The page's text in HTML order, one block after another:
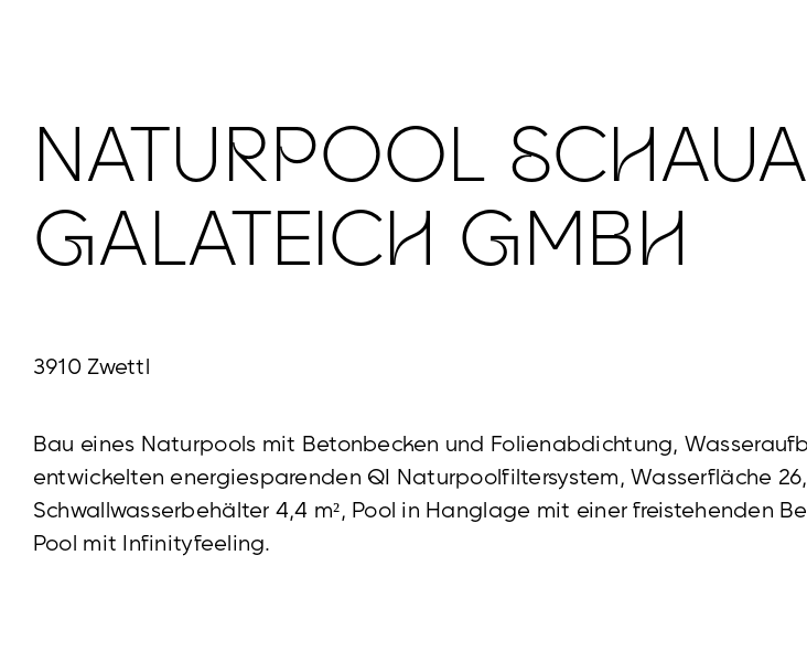
NATURPOOL
GALATEICH GMBH
3910 Zwettl
Bau eines Naturpools mit Betonbecken und Folienabdichtung,
entwickelten energiesparenden QI Naturpoolfiltersystem, Wasserfläche
Schwallwasserbehälter 4,4 m², Pool in Hanglage mit einer freistehenden
Pool mit Infinityfeeling.